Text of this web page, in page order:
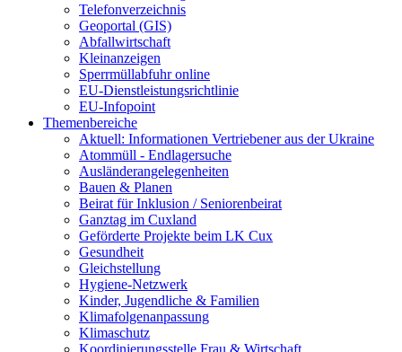
Telefonverzeichnis
Geoportal (GIS)
Abfallwirtschaft
Kleinanzeigen
Sperrmüllabfuhr online
EU-Dienstleistungsrichtlinie
EU-Infopoint
Themenbereiche
Aktuell: Informationen Vertriebener aus der Ukraine
Atommüll - Endlagersuche
Ausländerangelegenheiten
Bauen & Planen
Beirat für Inklusion / Seniorenbeirat
Ganztag im Cuxland
Geförderte Projekte beim LK Cux
Gesundheit
Gleichstellung
Hygiene-Netzwerk
Kinder, Jugendliche & Familien
Klimafolgenanpassung
Klimaschutz
Koordinierungsstelle Frau & Wirtschaft